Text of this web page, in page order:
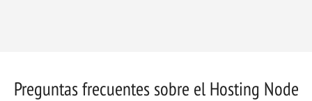
Preguntas frecuentes sobre el Hosting Node